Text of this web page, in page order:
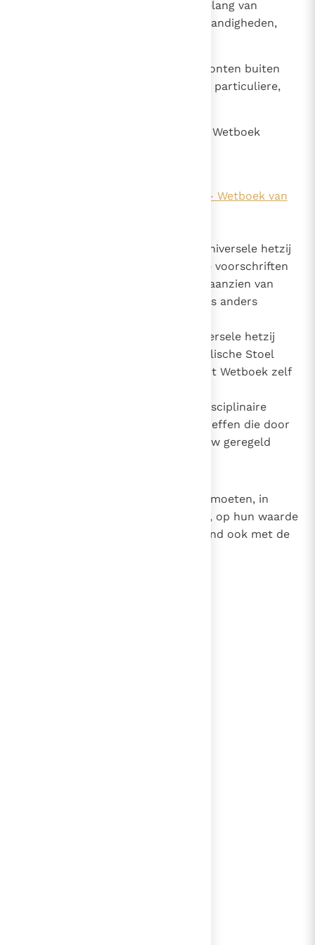
oordeel van de Ordinaris, naar gelang van
plaatselijke en persoonlijke omstandigheden,
§ 2 Tot op heden geldende gewoonten buiten
het recht, hetzij universele hetzij particuliere,
§ 1 Bij van kracht worden van dit Wetboek
Codex Iuris Canonici (1917) - Wetboek van
ook andere wetten, hetzij universele hetzij
particuliere, in strijd met de voorschriften
van dit Wetboek, tenzij ten aanzien van
particuliere uitdrukkelijk iets anders
alle strafwetten, hetzij universele hetzij
particuliere door de Apostolische Stoel
uitgevaardigd, tenzij ze in dit Wetboek zelf
ook de overige universele disciplinaire
wetten die een materie betreffen die door
dit Wetboek volledig opnieuw geregeld
§ 2 De canones van dit Wetboek moeten, in
zover deze oud recht weergeven, op hun waarde
geschat worden, rekening houdend ook met de